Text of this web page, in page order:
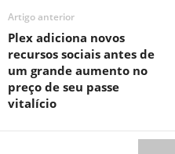
Artigo anterior
Plex adiciona novos
recursos sociais antes de
um grande aumento no
preço de seu passe
vitalício